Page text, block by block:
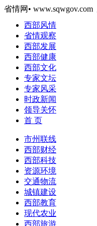
省情网•
西部风情
省情观察
西部发展
西部健康
西部文化
专家文坛
专家风采
时政新闻
领导关怀
首 页
市州联线
西部财经
西部科技
资源环境
交通物流
城镇建设
西部教育
现代农业
西部旅游